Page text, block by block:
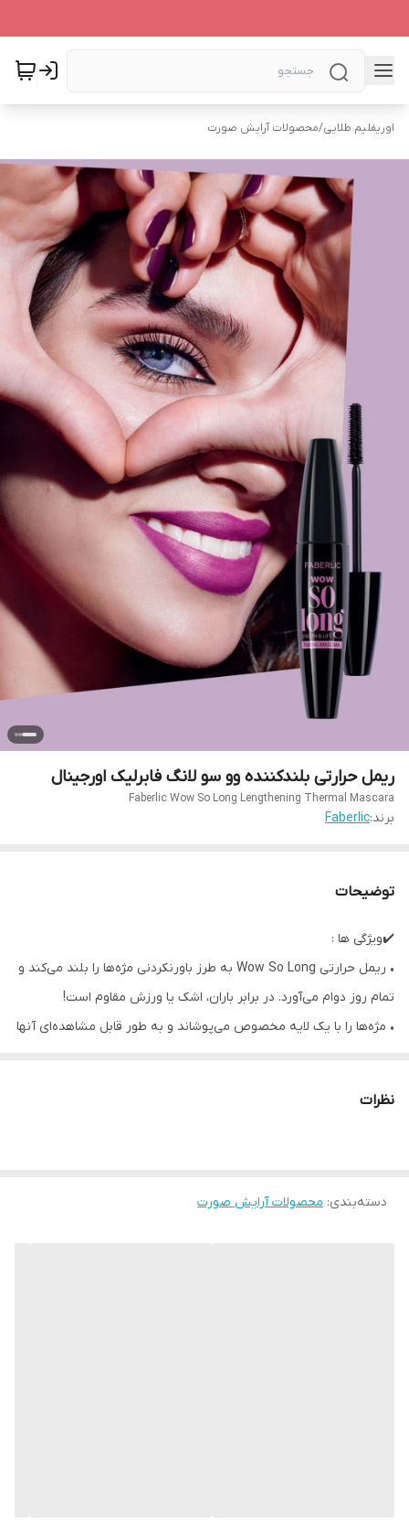
اوریفلیم طلایی/محصولات آرایش صورت
ریمل حرارتی بلندکننده وو سو لانگ فابرلیک اورجینال
Faberlic Wow So Long Lengthening Thermal Mascara
برند:Faberlic
توضیحات
✔️ویژگی ها :
• ریمل حرارتی Wow So Long به طرز باورنکردنی مژه‌ها را بلند می‌کند و
تمام روز دوام می‌آورد. در برابر باران، اشک یا ورزش مقاوم است!
• مژه‌ها را با یک لایه مخصوص می‌پوشاند و به طور قابل مشاهده‌ای آنها
نظرات
دسته‌بندی: محصولات آرایش صورت